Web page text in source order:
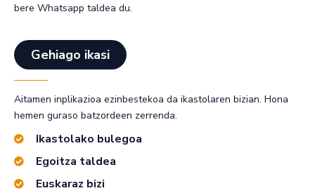
bere Whatsapp taldea du.
Gehiago ikasi
Aitamen inplikazioa ezinbestekoa da ikastolaren bizian. Hona
hemen guraso batzordeen zerrenda.
Ikastolako bulegoa
Egoitza taldea
Euskaraz bizi